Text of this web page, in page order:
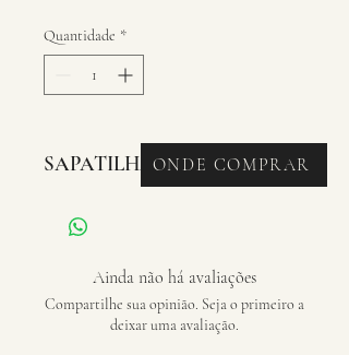
Quantidade *
SAPATILHAS - ROAD
Ainda não há avaliações
Compartilhe sua opinião. Seja o primeiro a
deixar uma avaliação.
ONDE COMPRAR